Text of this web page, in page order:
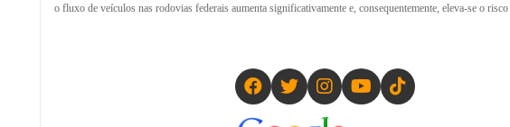
o fluxo de veículos nas rodovias federais aumenta significativamente e, consequentemente, eleva-se o risco